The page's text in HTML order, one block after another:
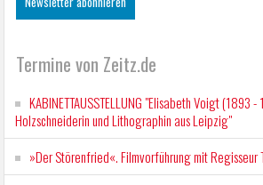
Termine von Zeitz.de
KABINETTAUSSTELLUNG "Elisabeth Voigt (1893 -
Holzschneiderin und Lithographin aus Leipzig"
»Der Störenfried«. Filmvorführung mit Regisseur